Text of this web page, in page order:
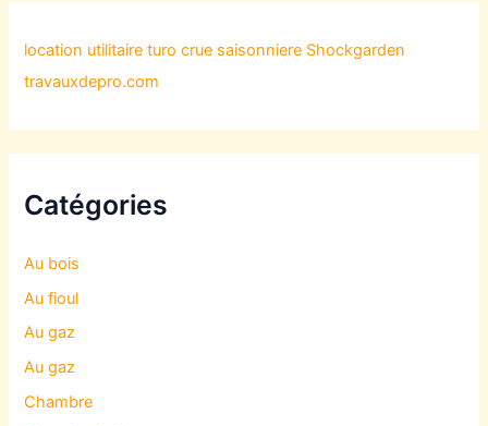
location utilitaire turo crue saisonniere Shockgarden
travauxdepro.com
Catégories
Au bois
Au fioul
Au gaz
Au gaz
Chambre